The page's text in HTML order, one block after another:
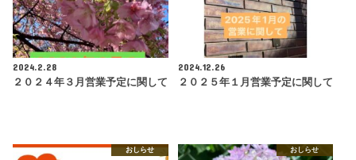
2024.2.28
２０２４年３月営業予定に関して
2024.12.26
２０２５年１月営業予定に関して
おしらせ おしらせ